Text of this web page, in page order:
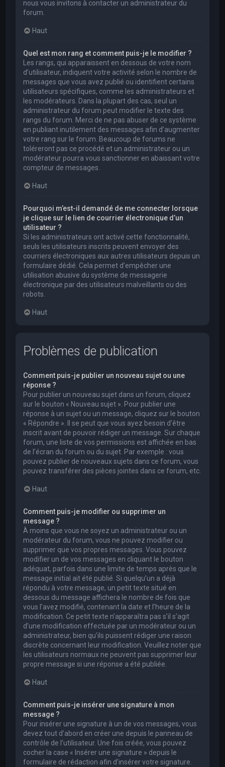
nous vous invitons à contacter un administrateur du
forum.
Haut
Quel est mon rang et comment puis-je le modifier ?
Les rangs, qui apparaissent en dessous de votre nom
d’utilisateur, indiquent votre activité selon le nombre de
messages que vous avez publié ou identifient certains
utilisateurs spécifiques, comme les administrateurs et
les modérateurs. Dans la plupart des cas, seul un
administrateur du forum peut modifier le texte des
rangs du forum. Merci de ne pas abuser de ce système
en publiant inutilement des messages afin d’augmenter
votre rang sur le forum. Beaucoup de forums ne
toléreront pas ce procédé et un administrateur ou un
modérateur pourra vous sanctionner en abaissant votre
compteur de messages.
Haut
Pourquoi m’est-il demandé de me connecter lorsque
je clique sur le lien de courrier électronique d’un
utilisateur ?
Si les administrateurs ont activé cette fonctionnalité,
seuls les utilisateurs inscrits peuvent envoyer des
courriers électroniques aux autres utilisateurs depuis un
formulaire dédié. Cela permet d’empêcher une
utilisation abusive du système de messagerie
électronique par des utilisateurs malveillants ou des
robots.
Haut
Problèmes de publication
Comment puis-je publier un nouveau sujet ou une
réponse ?
Pour publier un nouveau sujet dans un forum, cliquez
sur le bouton « Nouveau sujet ». Pour publier une
réponse à un sujet ou un message, cliquez sur le bouton
« Répondre ». Il se peut que vous ayez besoin d’être
inscrit avant de pouvoir rédiger un message. Sur chaque
forum, une liste de vos permissions est affichée en bas
de l’écran du forum ou du sujet. Par exemple : vous
pouvez publier de nouveaux sujets dans ce forum, vous
pouvez transférer des pièces jointes dans ce forum, etc.
Haut
Comment puis-je modifier ou supprimer un
message ?
À moins que vous ne soyez un administrateur ou un
modérateur du forum, vous ne pouvez modifier ou
supprimer que vos propres messages. Vous pouvez
modifier un de vos messages en cliquant le bouton
adéquat, parfois dans une limite de temps après que le
message initial ait été publié. Si quelqu’un a déjà
répondu à votre message, un petit texte situé en
dessous du message affichera le nombre de fois que
vous l’avez modifié, contenant la date et l’heure de la
modification. Ce petit texte n’apparaîtra pas s’il s’agit
d’une modification effectuée par un modérateur ou un
administrateur, bien qu’ils puissent rédiger une raison
discrète concernant leur modification. Veuillez noter que
les utilisateurs normaux ne peuvent pas supprimer leur
propre message si une réponse a été publiée.
Haut
Comment puis-je insérer une signature à mon
message ?
Pour insérer une signature à un de vos messages, vous
devez tout d’abord en créer une depuis le panneau de
contrôle de l’utilisateur. Une fois créée, vous pouvez
cocher la case « Insérer une signature » depuis le
formulaire de rédaction afin d’insérer votre signature.